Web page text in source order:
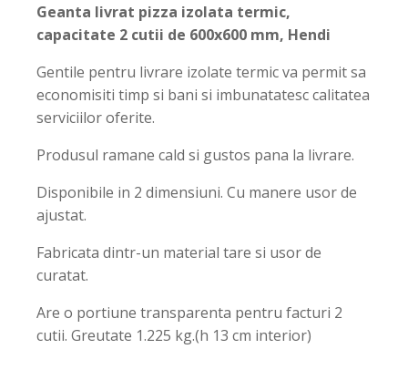
Geanta livrat pizza izolata termic,
capacitate 2 cutii de 600x600 mm, Hendi
Gentile pentru livrare izolate termic va permit sa
economisiti timp si bani si imbunatatesc calitatea
serviciilor oferite.
Produsul ramane cald si gustos pana la livrare.
Disponibile in 2 dimensiuni. Cu manere usor de
ajustat.
Fabricata dintr-un material tare si usor de
curatat.
Are o portiune transparenta pentru facturi 2
cutii. Greutate 1.225 kg.(h 13 cm interior)